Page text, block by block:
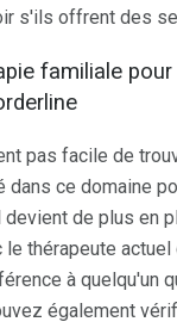
s'ils offrent des
familiale
pas facile de
ce domaine
de plus en
le thérapeute
à quelqu'un
également